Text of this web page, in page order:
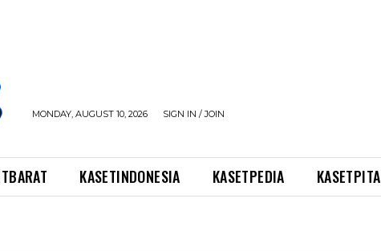
MONDAY, AUGUST 10, 2026 SIGN IN / JOIN
KASETINDONESIA KASETPEDIA KASETPITA